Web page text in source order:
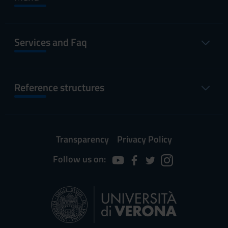
Services and Faq
Reference structures
Transparency
Privacy Policy
Follow us on: